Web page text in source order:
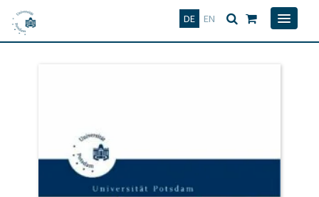
DE EN
Deutsch